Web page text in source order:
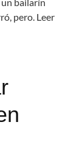
un bailarín
pero. Leer